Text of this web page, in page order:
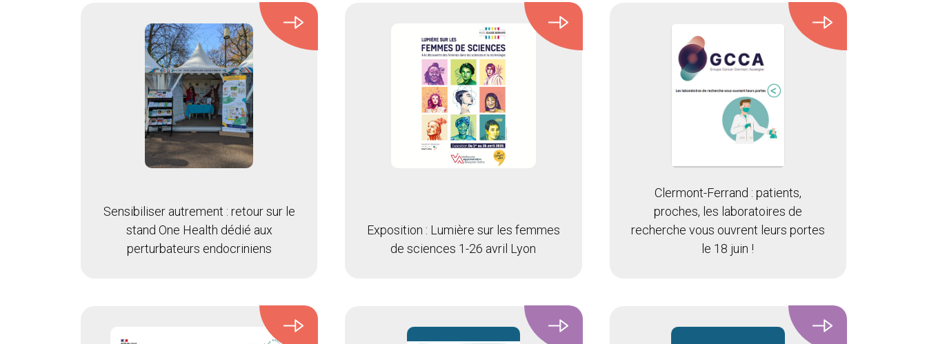
Sensibiliser autrement : retour sur le
stand One Health dédié aux
perturbateurs endocriniens
Exposition : Lumière sur les femmes
de sciences 1-26 avril Lyon
Clermont-Ferrand : patients,
proches, les laboratoires de
recherche vous ouvrent leurs portes
le 18 juin !